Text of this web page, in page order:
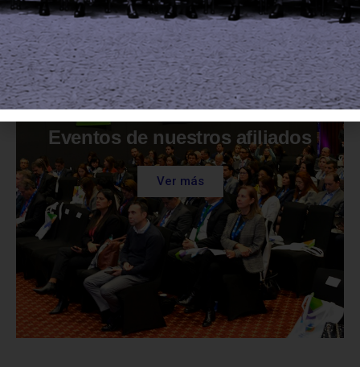
Eventos de nuestros afiliados
Ver más